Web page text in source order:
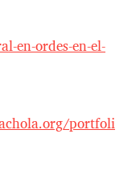
en-ordes-en-el-
portfoli